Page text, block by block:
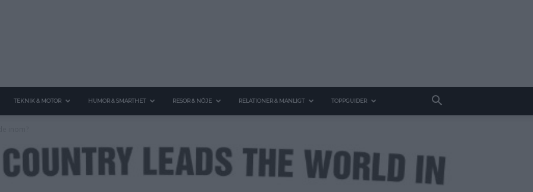
TEKNIK & MOTOR HUMOR & SMARTHET RESOR & NÖJE RELATIONER & MANLIGT TOPPGUIDER